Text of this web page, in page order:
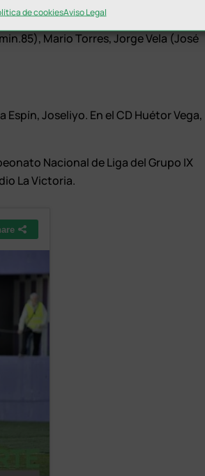
de cookiesAviso Legal
min.59), Molina, Lozano
Mario Torres, Jorge Vela (José
Joseliyo. En el CD Huétor Vega,
Nacional de Liga del Grupo IX
La Victoria.